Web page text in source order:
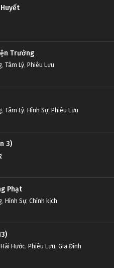
Trường
, Tâm Lý, Phiêu Lưu
, Tâm Lý, Hình Sự, Phiêu Lưu
3)
Phạt
, Hình Sự, Chính kịch
Hài Hước, Phiêu Lưu, Gia Đình